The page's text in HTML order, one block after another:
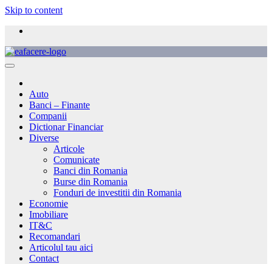
Skip to content
Auto
Banci – Finante
Companii
Dictionar Financiar
Diverse
Articole
Comunicate
Banci din Romania
Burse din Romania
Fonduri de investitii din Romania
Economie
Imobiliare
IT&C
Recomandari
Articolul tau aici
Contact